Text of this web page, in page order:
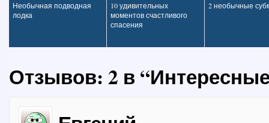
Необычная подводная
лодка
10 удивительных
моментов счастливого
спасения
2 необычные
Отзывов: 2 в